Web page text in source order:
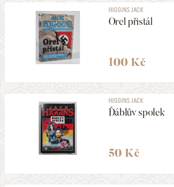
HIGGINS JACK
Orel přistál
100 Kč
HIGGINS JACK
Ďáblův spolek
50 Kč